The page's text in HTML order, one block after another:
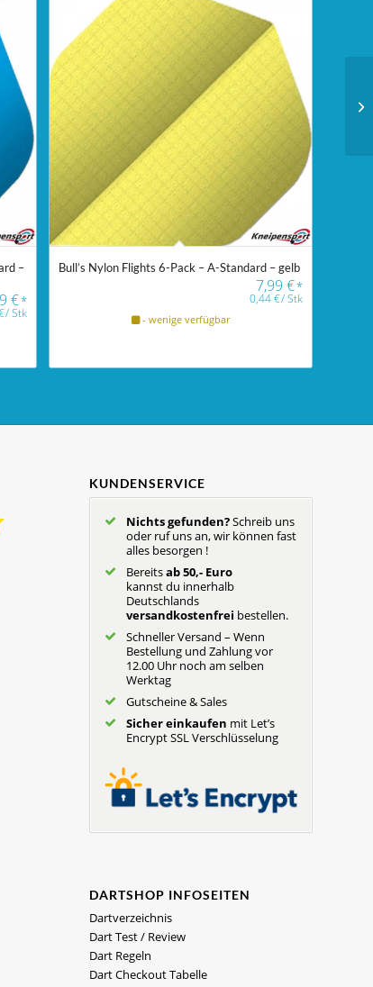
–
€*
/Stk
Bull’s Nylon Flights 6-Pack – A-Standard – gelb
7,99 €*
0,44€/Stk
- wenige verfügbar
KUNDENSERVICE
Nichts gefunden?Schreib uns
oder ruf uns an, wir können fast
alles besorgen !
Bereitsab 50,- Euro
kannst du innerhalb
Deutschlands
versandkostenfrei bestellen.
Schneller Versand – Wenn
Bestellung und Zahlung vor
12.00 Uhr noch am selben
Werktag
Gutscheine & Sales
Sicher einkaufen mit Let’s
Encrypt SSL Verschlüsselung
DARTSHOP INFOSEITEN
Dartverzeichnis
Dart Test / Review
Dart Regeln
Dart Checkout Tabelle